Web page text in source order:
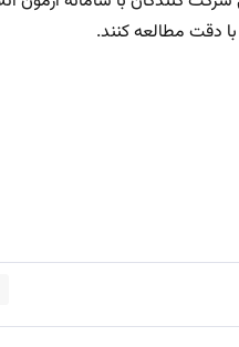
با دقت مطالعه کنند.